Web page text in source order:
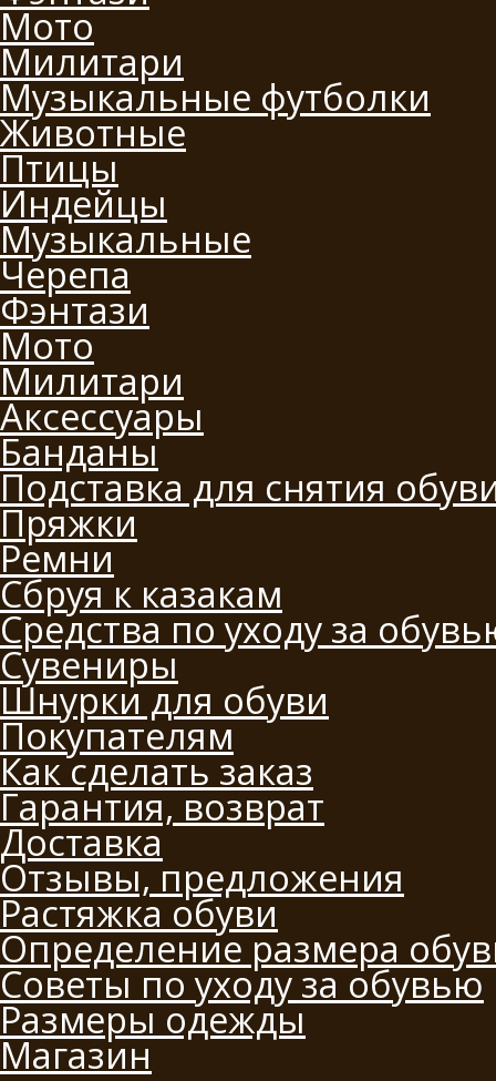
Мото
Милитари
Музыкальные футболки
Животные
Птицы
Индейцы
Музыкальные
Черепа
Фэнтази
Мото
Милитари
Аксессуары
Банданы
Подставка для снятия
Пряжки
Ремни
Сбруя к казакам
Средства по уходу за
Сувениры
Шнурки для обуви
Покупателям
Как сделать заказ
Гарантия, возврат
Доставка
Отзывы, предложения
Растяжка обуви
Определение размера
Советы по уходу за обувью
Размеры одежды
Магазин